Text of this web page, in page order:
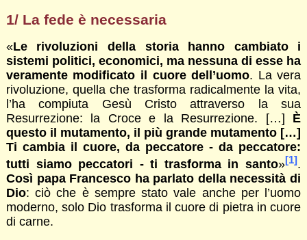
1/ La fede è necessaria
«Le rivoluzioni della storia hanno cambiato i
sistemi politici, economici, ma nessuna di esse ha
veramente modificato il cuore dell’uomo. La vera
rivoluzione, quella che trasforma radicalmente la vita,
l’ha compiuta Gesù Cristo attraverso la sua
Resurrezione: la Croce e la Resurrezione. […] È
questo il mutamento, il più grande mutamento […]
Ti cambia il cuore, da peccatore - da peccatore:
tutti siamo peccatori - ti trasforma in santo»[1].
Così papa Francesco ha parlato della necessità di
Dio: ciò che è sempre stato vale anche per l’uomo
moderno, solo Dio trasforma il cuore di pietra in cuore
di carne.